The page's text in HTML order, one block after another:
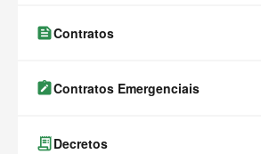
feedContratos
note_altContratos Emergenciais
receipt_long Decretos